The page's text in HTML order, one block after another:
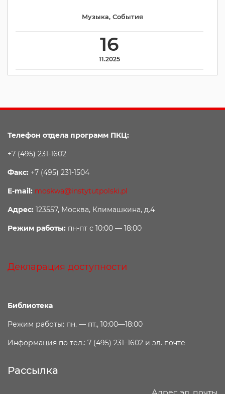
16
11.2025
Музыка, События
Телефон отдела программ ПКЦ:
+7 (495) 231-1602
Факс: +7 (495) 231-1504
E-mail: moskwa@instytutpolski.pl
Адрес: 123557, Москва, Климашкина, д.4
Режим работы: пн-пт с 10:00 — 18:00
Декларация доступности
Библиотека
Режим работы: пн. — пт., 10:00—18:00
Информация по тел.: 7 (495) 231–1602 и эл. почте
Рассылка